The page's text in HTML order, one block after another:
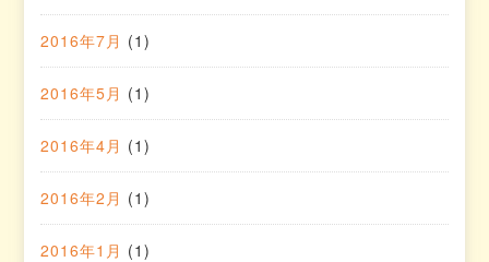
2016年7月 (1)
2016年5月 (1)
2016年4月 (1)
2016年2月 (1)
2016年1月 (1)